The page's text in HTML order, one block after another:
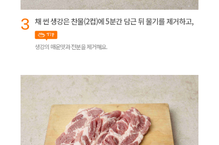
3 채 썬 생강은 찬물(2컵)에 5분간 담근 뒤 물기를 제거하고,
생강의 매운맛과 전분을 제거해요.